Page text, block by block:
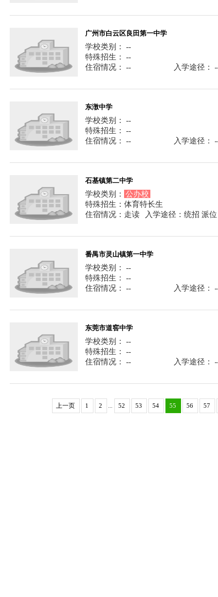
广州市白云区良田第一中学
学校类别： --
特殊招生： --
住宿情况： --
入学途径：
东潡中学
学校类别： --
特殊招生： --
住宿情况： --
入学途径：
石基镇第二中学
学校类别： 公办校
特殊招生：体育特长生
住宿情况：走读
入学途径：统招 派
番禺市灵山镇第一中学
学校类别： --
特殊招生： --
住宿情况： --
入学途径：
东莞市道窖中学
学校类别： --
特殊招生： --
住宿情况： --
入学途径：
上一页 1 2 ... 52 53 54 55 56 57